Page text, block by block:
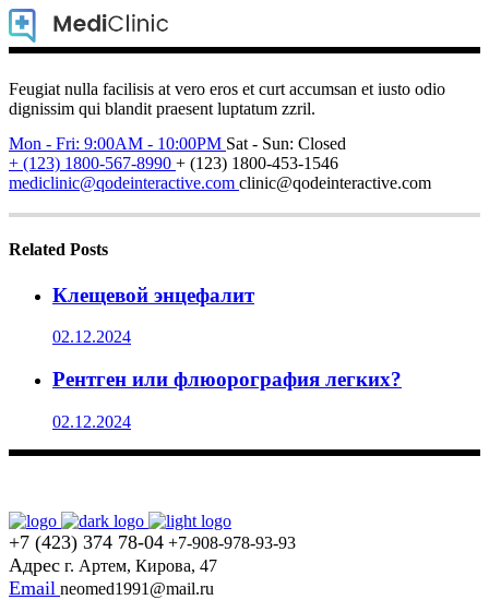
Feugiat nulla facilisis at vero eros et curt accumsan et iusto odio
dignissim qui blandit praesent luptatum zzril.
Mon - Fri: 9:00AM - 10:00PM Sat - Sun: Closed
+ (123) 1800-567-8990 + (123) 1800-453-1546
mediclinic@qodeinteractive.com clinic@qodeinteractive.com
Related Posts
Клещевой энцефалит
02.12.2024
Рентген или флюорография легких?
02.12.2024
+7 (423) 374 78-04 +7-908-978-93-93
Адрес г. Артем, Кирова, 47
Email neomed1991@mail.ru